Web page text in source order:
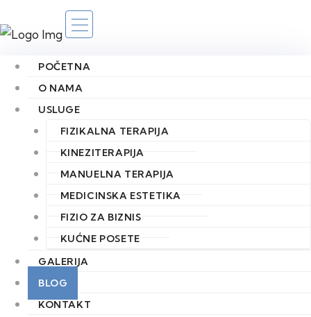
POČETNA
O NAMA
USLUGE
FIZIKALNA TERAPIJA
KINEZITERAPIJA
MANUELNA TERAPIJA
MEDICINSKA ESTETIKA
FIZIO ZA BIZNIS
KUĆNE POSETE
GALERIJA
BLOG
KONTAKT
Rehabilitacija šake:
Prilagođene strategije
za oporavak